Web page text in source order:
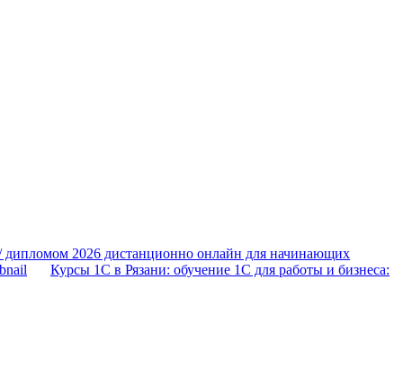
дипломом 2026 дистанционно онлайн для начинающих
Курсы 1С в Рязани: обучение 1С для работы и бизнеса: